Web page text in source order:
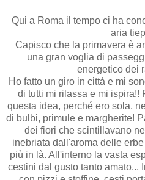
Qui a Roma il tempo ci ha
aria
Capisco che la primavera è
una gran voglia di
energetico dei
Ho fatto un giro in città e mi
di tutti mi rilassa e mi ispira!!
questa idea, perché ero sola,
di bulbi, primule e margherite!
dei fiori che scintillavano
inebriata dall'aroma delle
più in là. All'interno la vasta
cestini dal gusto tanto amato...